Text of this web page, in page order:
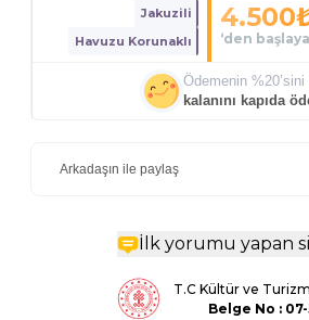
Jakuzili
Havuzu Korunaklı
4.500
‘den
Ödemenin %20
kalanını kapıda
Arkadaşın ile paylaş
İlk yorumu yapan
T.C Kültür ve Turizm
Belge No :